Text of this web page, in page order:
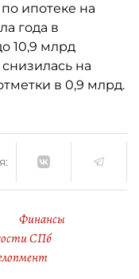
ипотеке на
года в
10,9 млрд
на
в 0,9 млрд.
Финансы
СПб